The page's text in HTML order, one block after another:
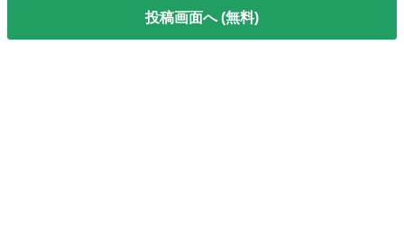
投稿画面へ (無料)